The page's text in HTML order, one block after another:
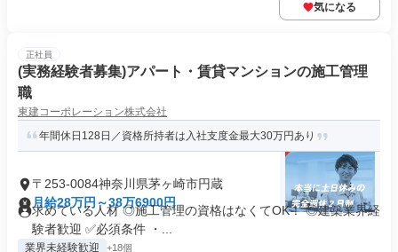
気になる
正社員
(実務経験者募集)アパート・賃貸マンションの施工管理
職
東建コーポレーション株式会社
年間休日128日／資格所持者は入社支度金最大30万円あり
〒253-0084神奈川県茅ヶ崎市円蔵
月給28万円～38万6900円
求めている人材 ◎施工管理の資格はなくてOK！ ◎建築業界経
験者歓迎 ✅必須条件 ・...
業界未経験歓迎 +18個